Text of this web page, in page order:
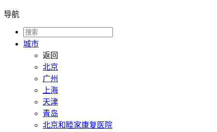
导航
城市
返回
北京
广州
上海
天津
青岛
北京和睦家康复医院